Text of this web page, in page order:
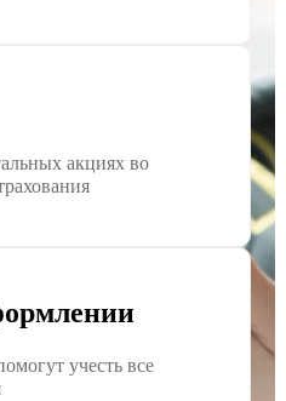
акциях во
учесть все